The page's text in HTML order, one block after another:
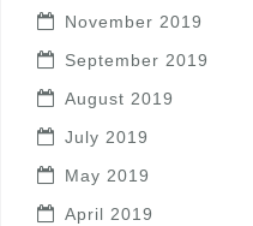
November 2019
September 2019
August 2019
July 2019
May 2019
April 2019